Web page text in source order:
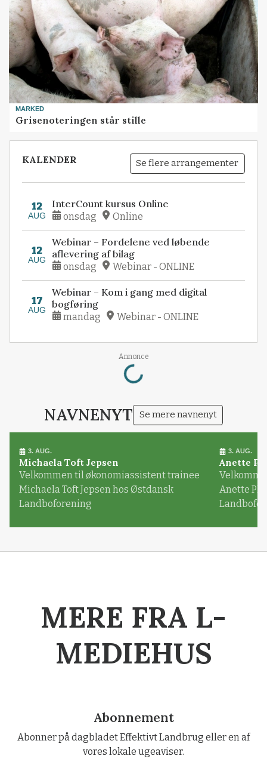
MARKED
Grisenoteringen står stille
KALENDER Se flere arrangementer
12
AUG
InterCount kursus Online
onsdag Online
12
AUG
Webinar – Fordelene ved løbende
aflevering af bilag
onsdag Webinar - ONLINE
17
AUG
Webinar – Kom i gang med digital
bogføring
mandag Webinar - ONLINE
Annonce
Loading...
NAVNENYT Se mere navnenyt
3. AUG.
Michaela Toft Jepsen
Velkommen til økonomiassistent trainee
Michaela Toft Jepsen hos Østdansk
Landboforening
3. AUG.
Anette
Anette
MERE FRA L-
MEDIEHUS
Abonnement
Abonner på dagbladet Effektivt Landbrug eller en af
vores lokale ugeaviser.